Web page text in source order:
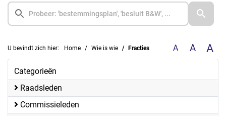
U bevindt zich hier: Home Wie is wie Fracties A A A
Categorieën
Raadsleden
Commissieleden